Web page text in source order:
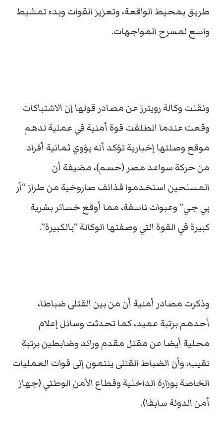
طريق بمحيط الواقعة، وتعزيز القوات وبدء تمشيط
واسع لمسرح المواجهات.
ونقلت وكالة رويترز عن مصادر قولها إن الاشتباكات
وقعت عندما انطلقت قوة أمنية في عملية لدهم
موقع وصلتها إخبارية تؤكد أنه يؤوي ثمانية أفراد
من حركة سواعد مصر (حسم)، مضيفة أن
المسلحين استخدموا قذائف صاروخية من طراز “آر
بي جي” وعبوات ناسفة، مما أوقع خسائر بشرية
كبيرة في القوة التي وصفتها الوكالة “بالكبيرة”.
وذكرت مصادر أمنية أن من بين القتلى ضباطا،
أحدهم برتبة عميد، كما تحدثت وسائل إعلام
محلية أيضا عن مقتل مقدم ورائد وضابطين برتبة
نقيب، وأن الضباط القتلى ينتمون إلى قوات العمليات
الخاصة بوزارة الداخلية وقطاع الأمن الوطني (جهاز
أمن الدولة سابقا).